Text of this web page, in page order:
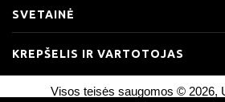
SVETAINĖ
KREPŠELIS IR VARTOTOJAS
Visos teisės saugomos © 2026,